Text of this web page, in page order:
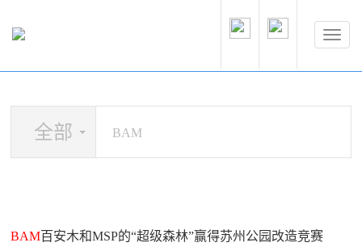
全部
BAM百安木和MSP的“超级森林”赢得苏州公园改造竞赛